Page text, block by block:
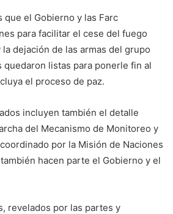
que el Gobierno y las Farc
para facilitar el cese del fuego
dejación de las armas del grupo
listas para ponerle fin al
el proceso de paz.
incluyen también el detalle
del Mecanismo de Monitoreo y
por la Misión de Naciones
hacen parte el Gobierno y el
revelados por las partes y